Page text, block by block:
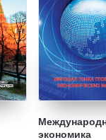
экономика